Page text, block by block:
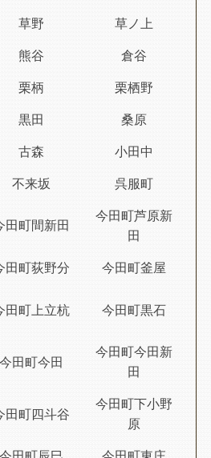
草野 草ノ上
熊谷 倉谷
栗柄 栗栖野
黒田 桑原
古森 小田中
不来坂 呉服町
田町間新田
今田町芦原新
田
田町荻野分 今田町釜屋
田町上立杭 今田町黒石
今田町今田
今田町今田新
田
田町四斗谷
今田町下小野
原